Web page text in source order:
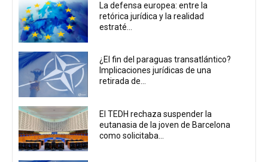
La defensa europea: entre la
retórica jurídica y la realidad
estraté...
¿El fin del paraguas transatlántico?
Implicaciones jurídicas de una
retirada de...
El TEDH rechaza suspender la
eutanasia de la joven de Barcelona
como solicitaba...